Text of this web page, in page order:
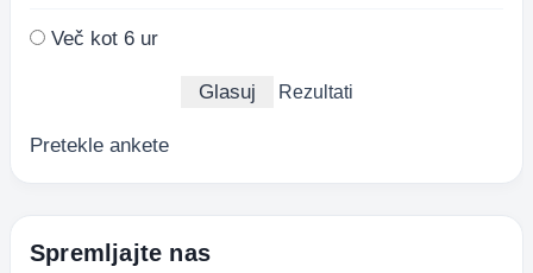
Več kot 6 ur
Rezultati
Pretekle ankete
Spremljajte nas